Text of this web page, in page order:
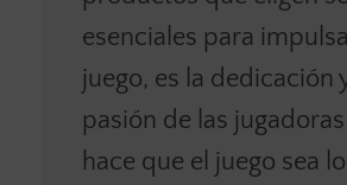
esenciales para
juego, es la dedicación
pasión de las
hace que el juego sea